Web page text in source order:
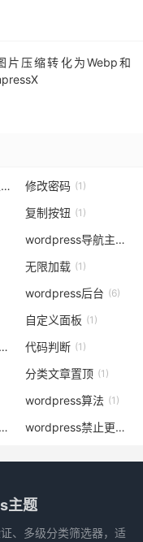
片压缩转化为Webp和
wordpress cms主题 (6)修改密码 (1)
复制按钮 (1)
wordpress导航主题
无限加载 (1)
wordpress后台 (6)
自定义面板 (1)
wordpress图片主题 (9)代码判断 (1)
分类文章置顶 (1)
wordpress算法 (1)
wordpress公司主题 (3) wordpress禁止更新
主题
、多级分类筛选器，适